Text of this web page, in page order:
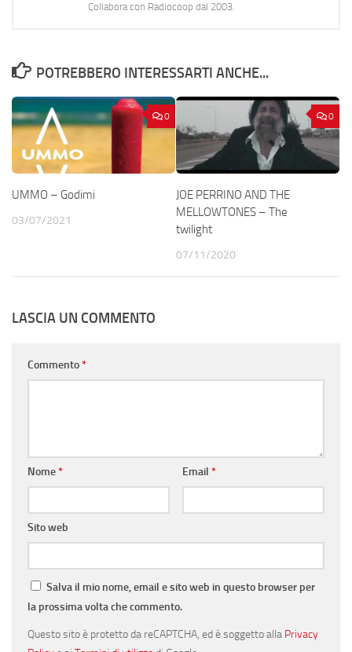
Collabora con Radiocoop dal 2003.
POTREBBERO INTERESSARTI ANCHE...
0
UMMO – Godimi
03/07/2021
0
JOE PERRINO AND THE
MELLOWTONES – The
twilight
07/11/2020
LASCIA UN COMMENTO
Commento*
Nome* Email *
Sito web
Salva il mio nome, email e sito web in questo browser per
la prossima volta che commento.
Questo sito è protetto da reCAPTCHA, ed è soggetto alla Privacy